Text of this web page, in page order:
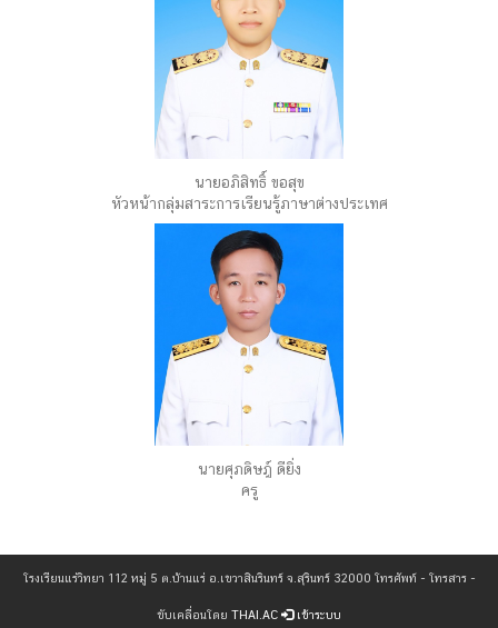
นายอภิสิทธิ์ ขอสุข
หัวหน้ากลุ่มสาระการเรียนรู้ภาษาต่างประเทศ
นายศุภดิษฎ์ ดียิ่ง
ครู
โรงเรียนแร่วิทยา 112 หมู่ 5 ต.บ้านแร่ อ.เขวาสินรินทร์ จ.สุรินทร์ 32000 โทรศัพท์ - โทรสาร -
ขับเคลื่อนโดย THAI.AC เข้าระบบ